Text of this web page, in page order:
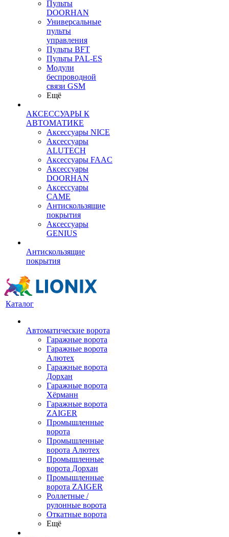
Пульты
DOORHAN
Универсальные
пульты
управления
Пульты BFT
Пульты PAL-ES
Модули
беспроводной
связи GSM
Ещё
АКСЕССУАРЫ К
АВТОМАТИКЕ
Аксессуары NICE
Аксессуары
ALUTECH
Аксессуары FAAC
Аксессуары
DOORHAN
Аксессуары
CAME
Антискользящие
покрытия
Аксессуары
GENIUS
Антискользящие
покрытия
Каталог
Автоматические ворота
Гаражные ворота
Гаражные ворота
Алютех
Гаражные ворота
Дорхан
Гаражные ворота
Хёрманн
Гаражные ворота
ZAIGER
Промышленные
ворота
Промышленные
ворота Алютех
Промышленные
ворота Дорхан
Промышленные
ворота ZAIGER
Роллетные /
рулонные ворота
Откатные ворота
Ещё